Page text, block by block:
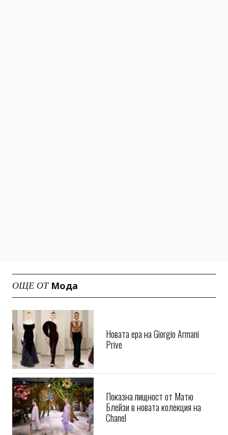
ОЩЕ ОТ Мода
Новата ера на Giorgio Armani
Prive
Показна пищност от Матю
Блейзи в новата колекция на
Chanel